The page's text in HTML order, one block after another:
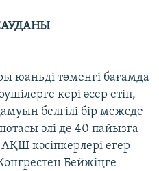
юаньді төменгі бағамда
кері әсер етіп,
белгілі бір межеде
әлі де 40 пайызға
кәсіпкерлері егер
Бейжіңге